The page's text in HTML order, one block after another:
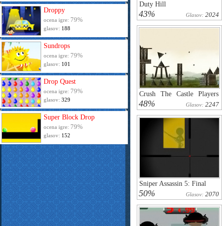
Droppy
ocena igre: 79%
glasov: 188
Sundrops
ocena igre: 79%
glasov: 101
Drop Quest
ocena igre: 79%
glasov: 329
Super Block Drop
ocena igre: 79%
glasov: 152
Duty Hill
43% Glasov: 2024
Crush The Castle Players
Pack
48% Glasov: 2247
Sniper Assassin 5: Final
50% Glasov: 2070